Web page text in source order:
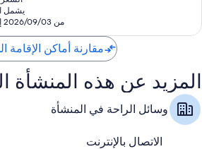
يشمل
من 2026/09/03 إلى 2026/09/04
مقارنة أماكن الإقامة
المزيد عن هذه المنشأة
وسائل الراحة في المنشأة
الاتصال بالإنترنت